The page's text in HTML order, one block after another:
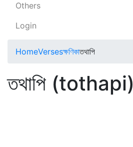
Others
Login
HomeVersesক্ষণিকাতথাপি
তথাপি (tothapi)